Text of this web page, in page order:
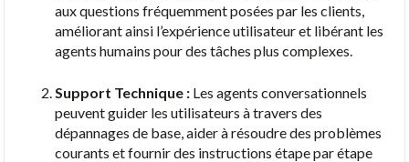
aux questions fréquemment posées par les clients,
améliorant ainsi l’expérience utilisateur et libérant les
agents humains pour des tâches plus complexes.
Support Technique : Les agents conversationnels
peuvent guider les utilisateurs à travers des
dépannages de base, aider à résoudre des problèmes
courants et fournir des instructions étape par étape